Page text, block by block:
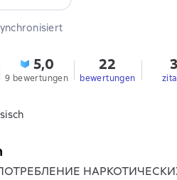
5,0
9 bewertungen
22
bewertungen
3